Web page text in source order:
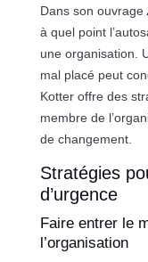
Dans son ouvrage
à quel point
une organisation.
mal placé peut
Kotter offre des
membre de
de changement.
Stratégies
d’urgence
Faire entrer le
l’organisation